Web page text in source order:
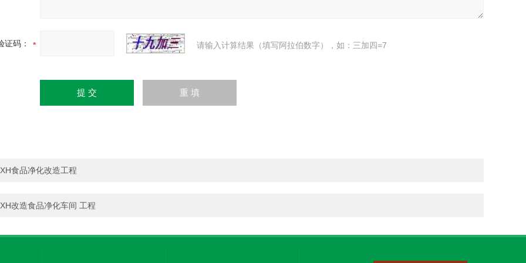
证码： 请输入计算结果（填写阿拉伯数字），如：三加四=7
XH食品净化改造工程
XH改造食品净化车间 工程